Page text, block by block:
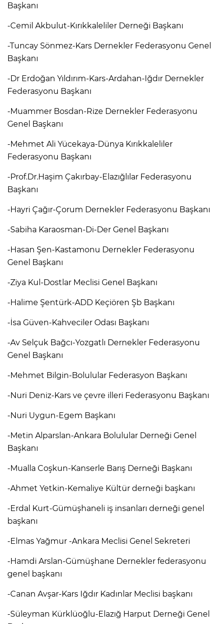
Başkanı
-Cemil Akbulut-Kırıkkaleliler Derneği Başkanı
-Tuncay Sönmez-Kars Dernekler Federasyonu Genel
Başkanı
-Dr Erdoğan Yıldırım-Kars-Ardahan-Iğdır Dernekler
Federasyonu Başkanı
-Muammer Bosdan-Rize Dernekler Federasyonu
Genel Başkanı
-Mehmet Ali Yücekaya-Dünya Kırıkkaleliler
Federasyonu Başkanı
-Prof.Dr.Haşim Çakırbay-Elazığlılar Federasyonu
Başkanı
-Hayri Çağır-Çorum Dernekler Federasyonu Başkanı
-Sabiha Karaosman-Di-Der Genel Başkanı
-Hasan Şen-Kastamonu Dernekler Federasyonu
Genel Başkanı
-Ziya Kul-Dostlar Meclisi Genel Başkanı
-Halime Şentürk-ADD Keçiören Şb Başkanı
-İsa Güven-Kahveciler Odası Başkanı
-Av Selçuk Bağcı-Yozgatlı Dernekler Federasyonu
Genel Başkanı
-Mehmet Bilgin-Bolulular Federasyon Başkanı
-Nuri Deniz-Kars ve çevre illeri Federasyonu Başkanı
-Nuri Uygun-Egem Başkanı
-Metin Alparslan-Ankara Bolulular Derneği Genel
Başkanı
-Mualla Coşkun-Kanserle Barış Derneği Başkanı
-Ahmet Yetkin-Kemaliye Kültür derneği başkanı
-Erdal Kurt-Gümüşhaneli iş insanları derneği genel
başkanı
-Elmas Yağmur -Ankara Meclisi Genel Sekreteri
-Hamdi Arslan-Gümüşhane Dernekler federasyonu
genel başkanı
-Canan Avşar-Kars Iğdır Kadınlar Meclisi başkanı
-Süleyman Kürklüoğlu-Elazığ Harput Derneği Genel